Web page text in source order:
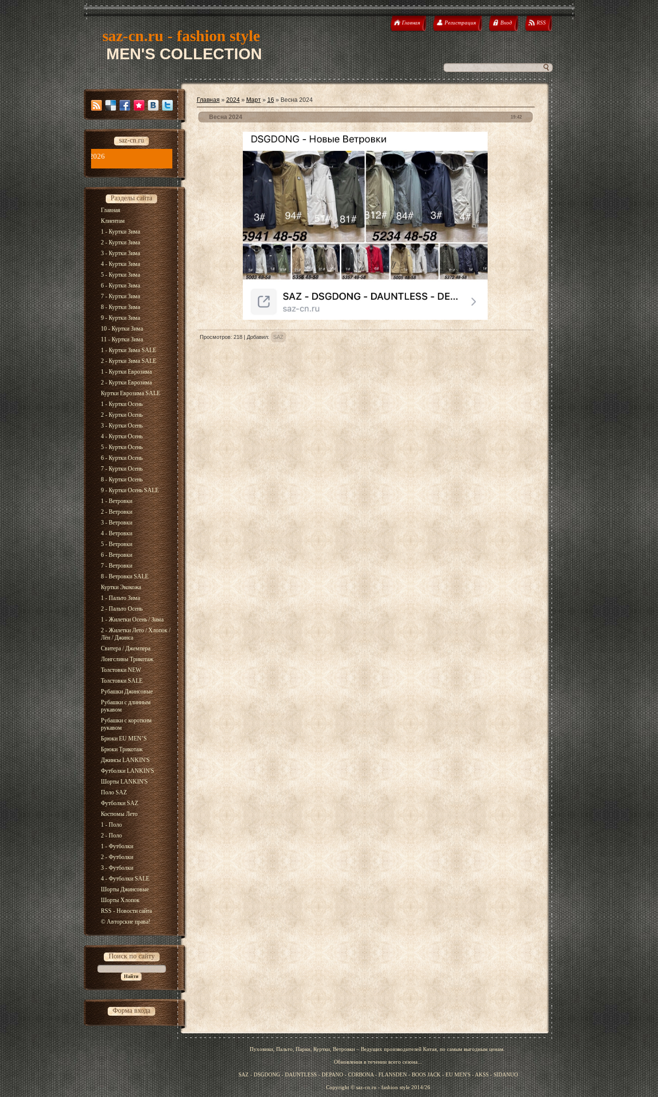
saz-cn.ru - fashion style
MEN'S COLLECTION
Главная Регистрация Вход RSS
saz-cn.ru
saz-cn.ru - fashion style new collection 2026
Разделы сайта
Главная
Клиентам
1 - Куртки Зима
2 - Куртки Зима
3 - Куртки Зима
4 - Куртки Зима
5 - Куртки Зима
6 - Куртки Зима
7 - Куртки Зима
8 - Куртки Зима
9 - Куртки Зима
10 - Куртки Зима
11 - Куртки Зима
1 - Куртки Зима SALE
2 - Куртки Зима SALE
1 - Куртки Еврозима
2 - Куртки Еврозима
Куртки Еврозима SALE
1 - Куртки Осень
2 - Куртки Осень
3 - Куртки Осень
4 - Куртки Осень
5 - Куртки Осень
6 - Куртки Осень
7 - Куртки Осень
8 - Куртки Осень
9 - Куртки Осень SALE
1 - Ветровки
2 - Ветровки
3 - Ветровки
4 - Ветровки
5 - Ветровки
6 - Ветровки
7 - Ветровки
8 - Ветровки SALE
Куртки Экокожа
1 - Пальто Зима
2 - Пальто Осень
1 - Жилетки Осень / Зима
2 - Жилетки Лето / Хлопок /
Лён / Джинса
Свитера / Джемпера
Лонгсливы Трикотаж
Толстовки NEW
Толстовки SALE
Рубашки Джинсовые
Рубашки с длинным
рукавом
Рубашки с коротким
рукавом
Брюки EU MEN’S
Брюки Трикотаж
Джинсы LANKIN'S
Футболки LANKIN'S
Шорты LANKIN'S
Поло SAZ
Футболки SAZ
Костюмы Лето
1 - Поло
2 - Поло
1 - Футболки
2 - Футболки
3 - Футболки
4 - Футболки SALE
Шорты Джинсовые
Шорты Хлопок
RSS - Новости сайта
© Авторские права!
Поиск по сайту
Форма входа
Главная » 2024 » Март » 16» Весна 2024
19:42
Весна 2024
Просмотров: 218| Добавил: SAZ
Пуховики, Пальто, Парки, Куртки, Ветровки – Ведущих производителей Китая, по самым выгодным ценам.
Обновления в течении всего сезона...
SAZ - DSGDONG - DAUNTLESS - DEPANO - CORBONA - FLANSDEN - BOOS JACK - EU MEN'S - AKSS - SIDANUO
Copyright © saz-cn.ru - fashion style 2014/26